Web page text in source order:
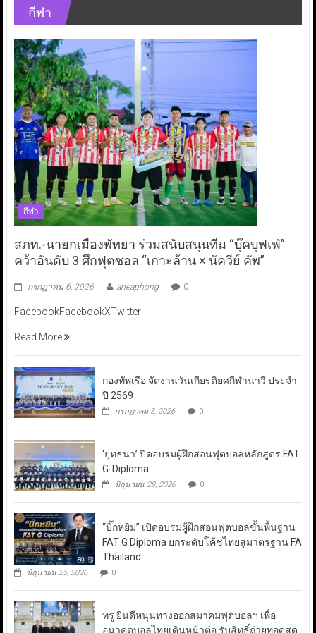
กีฬา
กีฬา
สภท.-นายกเมืองพัทยา ร่วมสนับสนุนทีม “บุ๊คบุฟเฟ่”
คว้าอันดับ 3 ศึกฟุตซอล “เกาะล้าน × นัควีย์ คัพ”
กรกฎาคม 6, 2026 aneaphong 0
FacebookFacebookXTwitter
Read More
กองทัพเรือ จัดงานวันเกียรติยศกีฬานาวี ประจำ
ปี 2569
กรกฎาคม 3, 2026 0
‘ยุทธนา’ ปิดอบรมผู้ฝึกสอนฟุตบอลหลักสูตร FAT
G-Diploma
มิถุนายน 28, 2026 0
“บิ๊กหยิม” เปิดอบรมผู้ฝึกสอนฟุตบอลขั้นพื้นฐาน
FAT G Diploma ยกระดับโค้ชไทยสู่มาตรฐาน FA
Thailand
มิถุนายน 25, 2026 0
ทรู ยินดีหนุนทางออกสมาคมฟุตบอลฯ เพื่อ
อนาคตบอลไทยเดินหน้าต่อ รับสิทธิ์ถ่ายทอดสด